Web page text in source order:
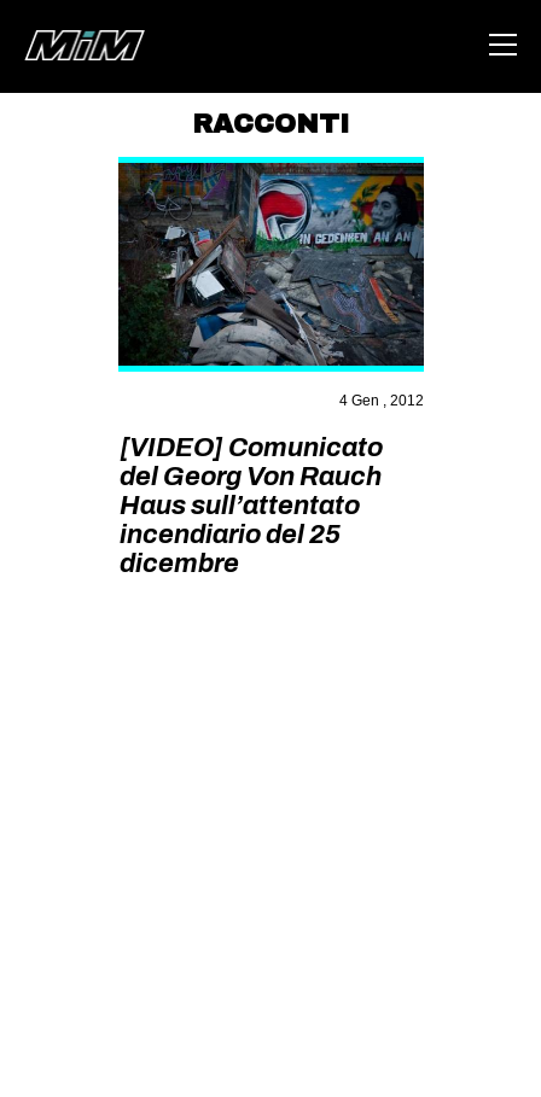
ABOUT
AREA
DEGENERAZIONE
GAZA FREESTYLE
STUDENTI TSUNAMI
ZAM
MILANO
RACCONTI
4 Gen , 2012
[VIDEO] Comunicato
del Georg Von Rauch
Haus sull’attentato
incendiario del 25
dicembre